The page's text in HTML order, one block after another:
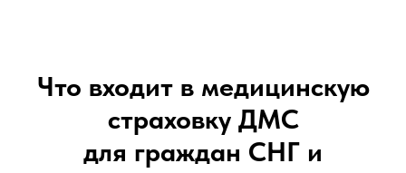
Что входит в медицинскую
страховку ДМС
для граждан СНГ и